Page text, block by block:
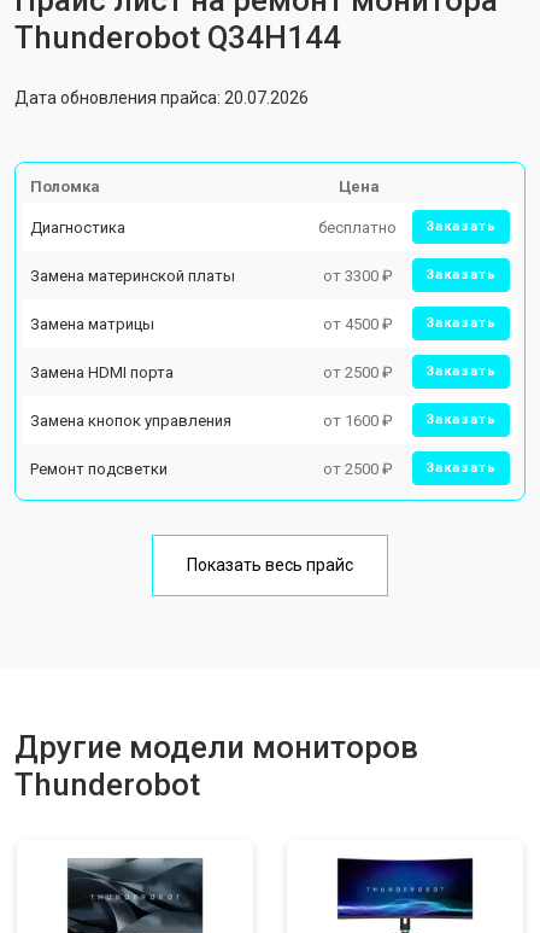
Thunderobot Q34H144
Дата обновления прайса: 20.07.2026
Поломка Цена
Диагностика бесплатно Заказать
Замена материнской платы от 3300 ₽ Заказать
Замена матрицы от 4500 ₽ Заказать
Замена HDMI порта от 2500 ₽ Заказать
Замена кнопок управления от 1600 ₽ Заказать
Ремонт подсветки от 2500 ₽ Заказать
Показать весь прайс
Другие модели мониторов
Thunderobot